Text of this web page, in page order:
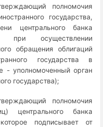
полномочия
государства,
центрального банка
при осуществлении
обращения облигаций
государства в
- уполномоченный орган
государства);
полномочия
центрального банка
подписывает от